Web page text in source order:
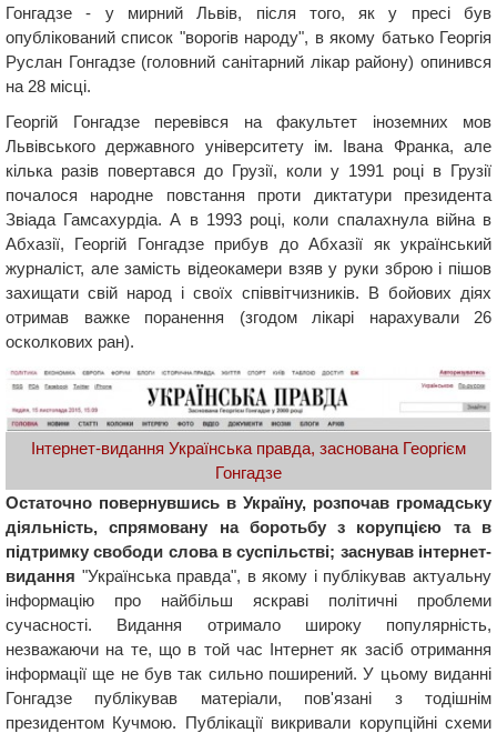
Гонгадзе - у мирний Львів, після того, як у пресі був
опублікований список "ворогів народу", в якому батько Георгія
Руслан Гонгадзе (головний санітарний лікар району) опинився
на 28 місці.
Георгій Гонгадзе перевівся на факультет іноземних мов
Львівського державного університету ім. Івана Франка, але
кілька разів повертався до Грузії, коли у 1991 році в Грузії
почалося народне повстання проти диктатури президента
Звіада Гамсахурдіа. А в 1993 році, коли спалахнула війна в
Абхазії, Георгій Гонгадзе прибув до Абхазії як український
журналіст, але замість відеокамери взяв у руки зброю і пішов
захищати свій народ і своїх співвітчизників. В бойових діях
отримав важке поранення (згодом лікарі нарахували 26
осколкових ран).
Інтернет-видання Українська правда, заснована Георгієм
Гонгадзе
Остаточно повернувшись в Україну, розпочав громадську
діяльність, спрямовану на боротьбу з корупцією та в
підтримку свободи слова в суспільстві; заснував інтернет-
видання "Українська правда", в якому і публікував актуальну
інформацію про найбільш яскраві політичні проблеми
сучасності. Видання отримало широку популярність,
незважаючи на те, що в той час Інтернет як засіб отримання
інформації ще не був так сильно поширений. У цьому виданні
Гонгадзе публікував матеріали, пов'язані з тодішнім
президентом Кучмою. Публікації викривали корупційні схеми